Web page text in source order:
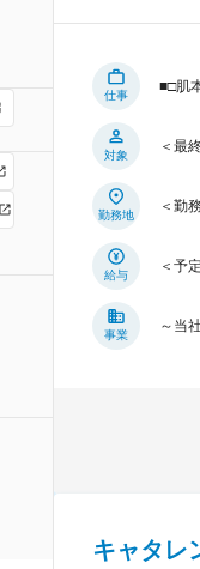
仕事
■□肌
対象
＜最
勤務地
＜勤
給与
＜予
事業
～当
キャタレ